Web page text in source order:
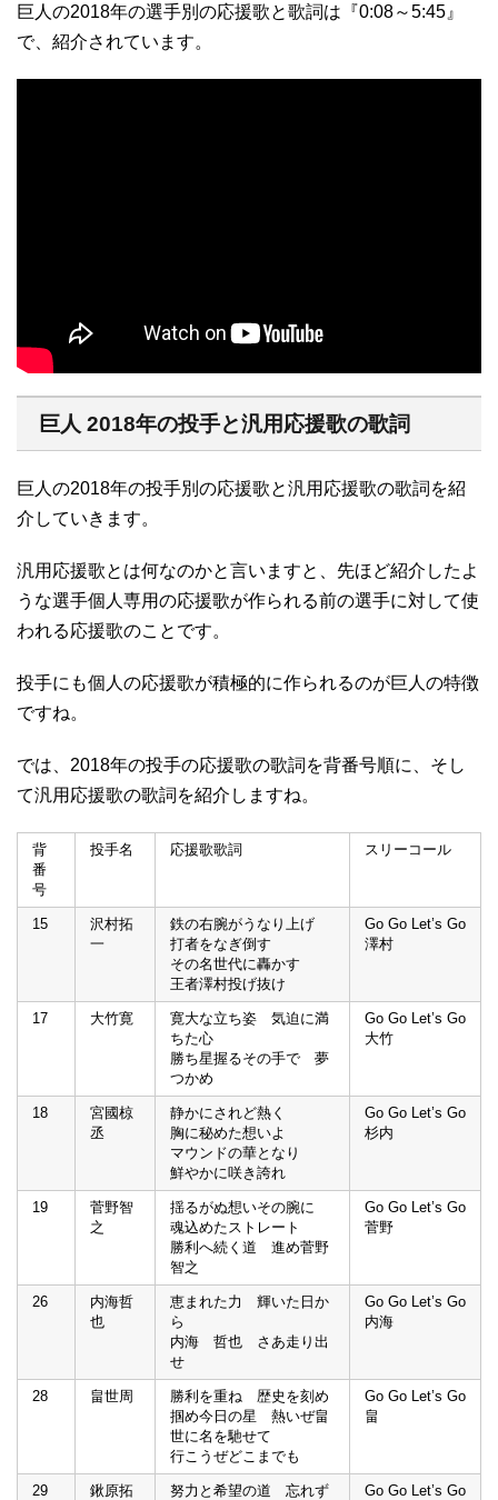
巨人の2018年の選手別の応援歌と歌詞は『0:08～5:45』
で、紹介されています。
巨人 2018年の投手と汎用応援歌の歌詞
巨人の2018年の投手別の応援歌と汎用応援歌の歌詞を紹
介していきます。
汎用応援歌とは何なのかと言いますと、先ほど紹介したよ
うな選手個人専用の応援歌が作られる前の選手に対して使
われる応援歌のことです。
投手にも個人の応援歌が積極的に作られるのが巨人の特徴
ですね。
では、2018年の投手の応援歌の歌詞を背番号順に、そし
て汎用応援歌の歌詞を紹介しますね。
背
番
号
投手名 応援歌歌詞 スリーコール
15
沢村拓
一
鉄の右腕がうなり上げ
打者をなぎ倒す
その名世代に轟かす
王者澤村投げ抜け
Go Go Let’s Go
澤村
17 大竹寛
寛大な立ち姿 気迫に満
ちた心
勝ち星握るその手で 夢
つかめ
Go Go Let’s Go
大竹
18
宮國椋
丞
静かにされど熱く
胸に秘めた想いよ
マウンドの華となり
鮮やかに咲き誇れ
Go Go Let’s Go
杉内
19
菅野智
之
揺るがぬ想いその腕に
魂込めたストレート
勝利へ続く道 進め菅野
智之
Go Go Let’s Go
菅野
26
内海哲
也
恵まれた力 輝いた日か
ら
内海 哲也 さあ走り出
せ
Go Go Let’s Go
内海
28 畠世周
勝利を重ね 歴史を刻め
掴め今日の星 熱いぜ畠
世に名を馳せて
行こうぜどこまでも
Go Go Let’s Go
畠
29
鍬原拓
努力と希望の道 忘れず
Go Go Let’s Go